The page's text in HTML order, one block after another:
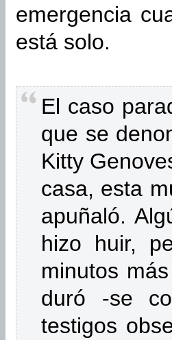
emergencia
está solo.
El caso
que se
Kitty
casa, esta
apuñaló.
hizo huir,
minutos
duró -se
testigos